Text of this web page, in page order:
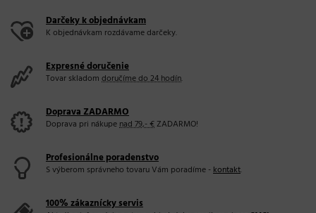
Darčeky k objednávkam
K objednávkam rozdávame darčeky.
Expresné doručenie
Tovar skladom doručíme do 24 hodín.
Doprava ZADARMO
Doprava pri nákupenad 79,- €ZADARMO!
Profesionálne poradenstvo
S výberom správneho tovaru Vám poradíme -kontakt.
100% zákaznícky servis